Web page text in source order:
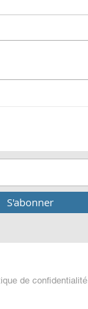
S'abonner
de confidentialité